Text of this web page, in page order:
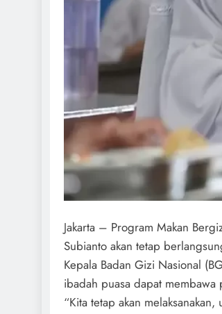
Jakarta – Program Makan
Subianto akan tetap
Kepala Badan Gizi Nasional
ibadah puasa dapat
“Kita tetap akan